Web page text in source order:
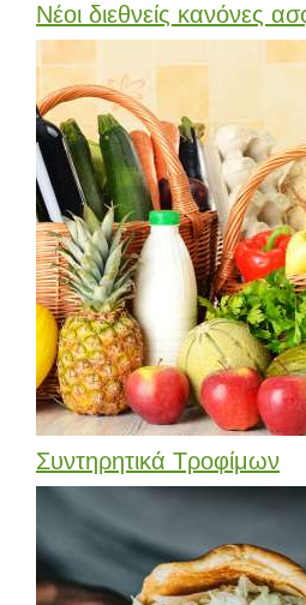
Νέοι διεθνείς κανόνες
Συντηρητικά Τροφίμων